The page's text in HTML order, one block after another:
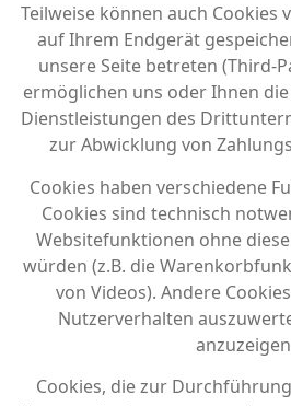
Teilweise können auch
auf Ihrem Endgerät
unsere Seite betreten (Third-
ermöglichen uns oder Ihnen
Dienstleistungen des
zur Abwicklung von
Cookies haben verschiedene
Cookies sind technisch
Websitefunktionen ohne
würden (z.B. die
von Videos). Andere
Nutzerverhalten
Cookies, die zur